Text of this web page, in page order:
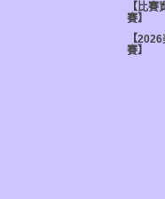
【比
賽】
【
賽】